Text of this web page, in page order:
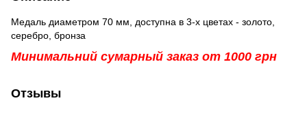
Медаль диаметром 70 мм, доступна в 3-х цветах - золото,
серебро, бронза
Минимальний сумарный заказ от 1000 грн
Отзывы